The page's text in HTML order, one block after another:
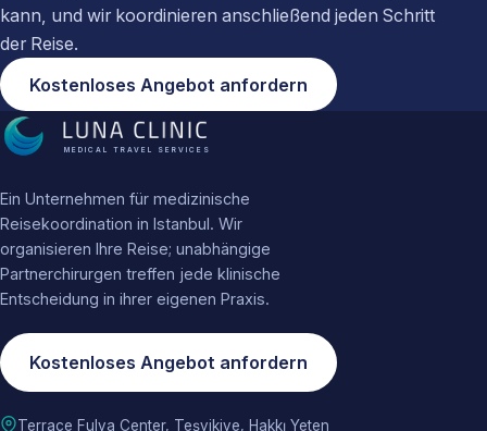
kann, und wir koordinieren anschließend jeden Schritt
der Reise.
Kostenloses Angebot anfordern
MEDICAL TRAVEL SERVICES
Ein Unternehmen für medizinische
Reisekoordination in Istanbul. Wir
organisieren Ihre Reise; unabhängige
Partnerchirurgen treffen jede klinische
Entscheidung in ihrer eigenen Praxis.
Kostenloses Angebot anfordern
Terrace Fulya Center, Teşvikiye, Hakkı Yeten